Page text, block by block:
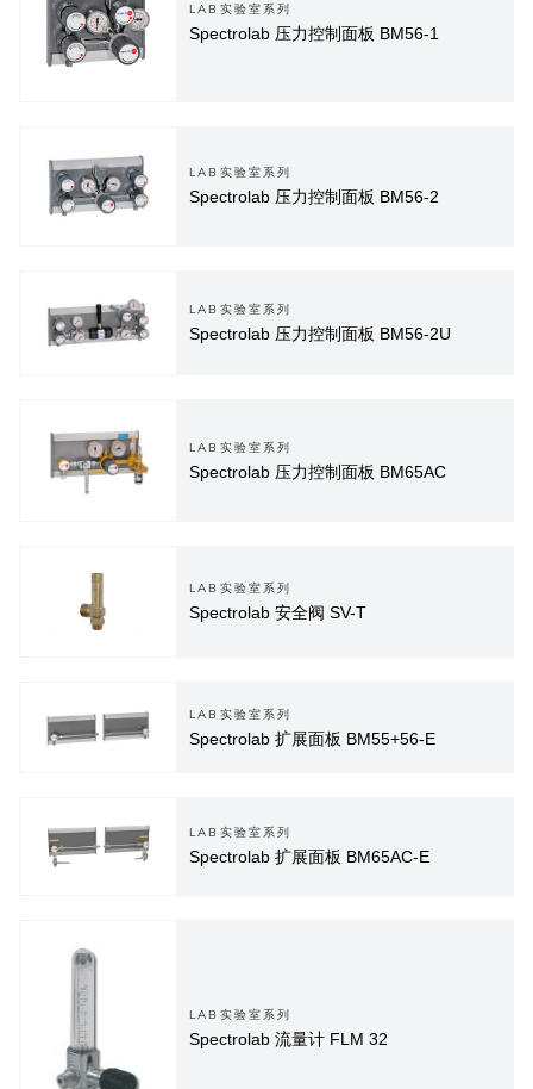
LAB实验室系列
Spectrolab 压力控制面板 BM56-1
LAB实验室系列
Spectrolab 压力控制面板 BM56-2
LAB实验室系列
Spectrolab 压力控制面板 BM56-2U
LAB实验室系列
Spectrolab 压力控制面板 BM65AC
LAB实验室系列
Spectrolab 安全阀 SV-T
LAB实验室系列
Spectrolab 扩展面板 BM55+56-E
LAB实验室系列
Spectrolab 扩展面板 BM65AC-E
LAB实验室系列
Spectrolab 流量计 FLM 32